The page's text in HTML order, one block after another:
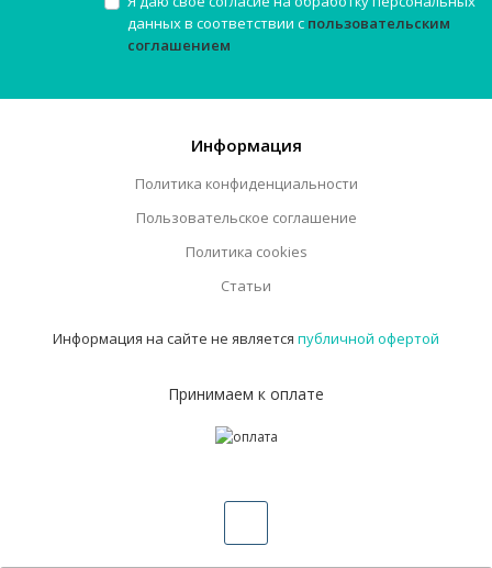
данных в соответствии с пользовательским
соглашением
Информация
Политика конфиденциальности
Пользовательское соглашение
Политика cookies
Статьи
Информация на сайте не является публичной офертой
Принимаем к оплате